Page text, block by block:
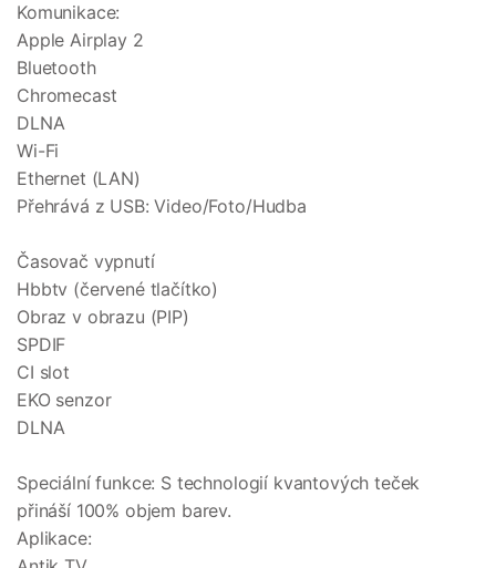
Komunikace:
Apple Airplay 2
Bluetooth
Chromecast
DLNA
Wi-Fi
Ethernet (LAN)
Přehrává z USB: Video/Foto/Hudba
Časovač vypnutí
Hbbtv (červené tlačítko)
Obraz v obrazu (PIP)
SPDIF
CI slot
EKO senzor
DLNA
Speciální funkce: S technologií kvantových teček
přináší 100% objem barev.
Aplikace: